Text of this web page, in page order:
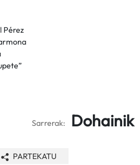
Pérez
Sarrerak: Dohainik
PARTEKATU